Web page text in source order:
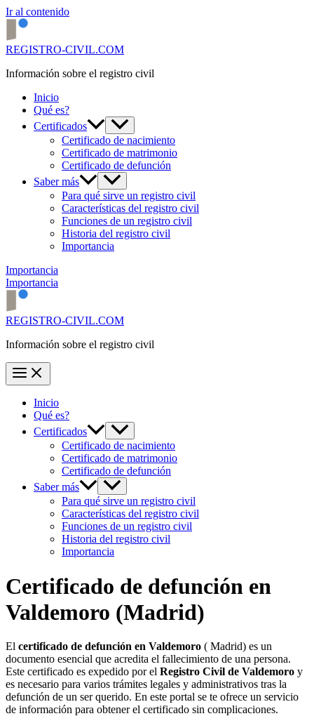
Ir al contenido
REGISTRO-CIVIL.COM
Información sobre el registro civil
Inicio
Qué es?
Certificados
Certificado de nacimiento
Certificado de matrimonio
Certificado de defunción
Saber más
Para qué sirve un registro civil
Características del registro civil
Funciones de un registro civil
Historia del registro civil
Importancia
Importancia
Importancia
REGISTRO-CIVIL.COM
Información sobre el registro civil
Inicio
Qué es?
Certificados
Certificado de nacimiento
Certificado de matrimonio
Certificado de defunción
Saber más
Para qué sirve un registro civil
Características del registro civil
Funciones de un registro civil
Historia del registro civil
Importancia
Certificado de defunción en
Valdemoro (Madrid)
El certificado de defunción en Valdemoro ( Madrid) es un
documento esencial que acredita el fallecimiento de una persona.
Este certificado es expedido por el Registro Civil de Valdemoro y
es necesario para varios trámites legales y administrativos tras la
defunción de un ser querido. En este portal se te ofrece un servicio
de información para obtener el certificado sin complicaciones.